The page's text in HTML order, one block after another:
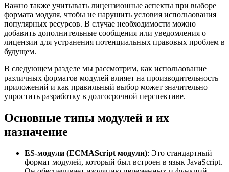
Важно также учитывать лицензионные аспекты при выборе
формата модуля, чтобы не нарушить условия использования
популярных ресурсов. В случае необходимости можно
добавить дополнительные сообщения или уведомления о
лицензии для устранения потенциальных правовых проблем в
будущем.
В следующем разделе мы рассмотрим, как использование
различных форматов модулей влияет на производительность
приложений и как правильный выбор может значительно
упростить разработку в долгосрочной перспективе.
Основные типы модулей и их
назначение
ES-модули (ECMAScript модули): Это стандартный
формат модулей, который был встроен в язык JavaScript.